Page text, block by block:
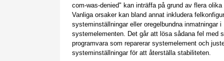
com-was-denied" kan inträffa på grund av flera olika
Vanliga orsaker kan bland annat inkludera
systeminställningar eller oregelbundna inmatningar i
systemelementen. Det går att lösa sådana fel med
programvara som reparerar systemelement och
systeminställningar för att återställa stabiliteten.
Once the download is complete, click on the
downloaded file link